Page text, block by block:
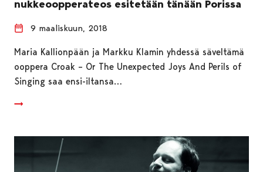
nukkeoopperateos esitetään tänään Porissa
9 maaliskuun, 2018
Maria Kallionpään ja Markku Klamin yhdessä säveltämä
ooppera Croak – Or The Unexpected Joys And Perils of
Singing saa ensi-iltansa…